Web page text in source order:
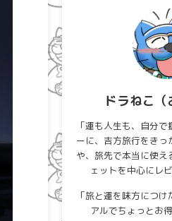
ドラねこ（
「運も人生も、自分
ーに、吉方旅行をきっ
や、旅先で本当に使え
ェットを中心にレ
「旅と運を味方につ
アルでちょっとお